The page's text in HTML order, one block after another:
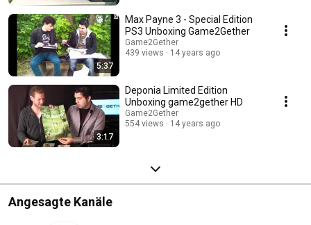
5:37
Max Payne 3 - Special Edition
PS3 Unboxing Game2Gether
Game2Gether
439 views
14 years ago
3:17
Deponia Limited Edition
Unboxing game2gether HD
Game2Gether
554 views
14 years ago
Angesagte Kanäle